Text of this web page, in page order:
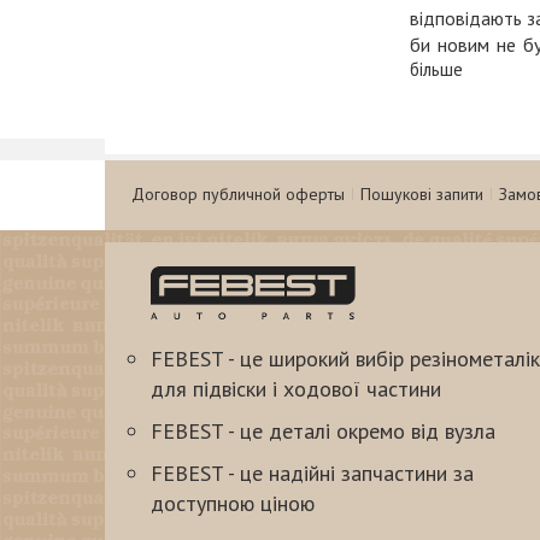
відповідають
би новим не
проходження
товарів
Якісні
Стежити за
інших
класичні
схильні до
Ми пропонуємо
• гальмівні
• напрямні
• пильовики і
більше
Договор публичной оферты Пошукові запити
FEBEST - це широкий вибір
для підвіски і ходової частини
FEBEST - це деталі окремо від вузла
FEBEST - це надійні запчастини за
доступною ціною